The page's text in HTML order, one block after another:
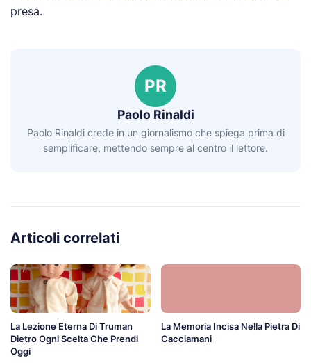
presa.
PR
Paolo Rinaldi
Paolo Rinaldi crede in un giornalismo che spiega prima di
semplificare, mettendo sempre al centro il lettore.
Articoli correlati
La Lezione Eterna Di Truman
Dietro Ogni Scelta Che Prendi
Oggi
La Memoria Incisa Nella Pietra Di
Cacciamani